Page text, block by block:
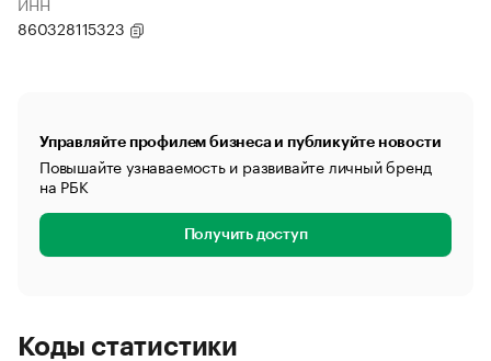
860328115323
Управляйте профилем бизнеса и публикуйте новости
Повышайте узнаваемость и развивайте личный бренд
на РБК
Получить доступ
Коды статистики